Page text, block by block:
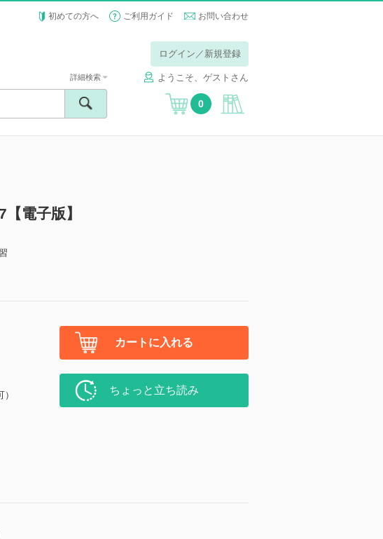
初めての方へ ご利用ガイド お問い合わせ
ログイン／新規登録
ようこそ、ゲストさん
詳細検索
0
電子版】
カートに入れる
ちょっと立ち読み